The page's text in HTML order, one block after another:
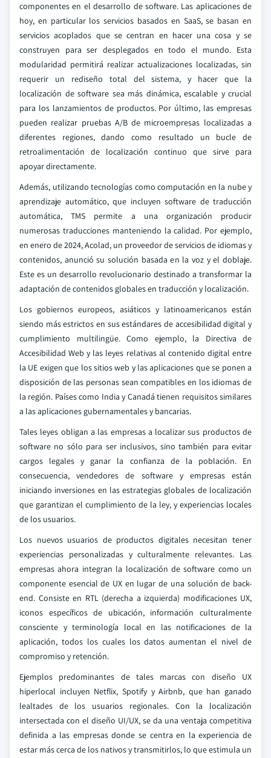
componentes en el desarrollo de software. Las aplicaciones de
hoy, en particular los servicios basados en SaaS, se basan en
servicios acoplados que se centran en hacer una cosa y se
construyen para ser desplegados en todo el mundo. Esta
modularidad permitirá realizar actualizaciones localizadas, sin
requerir un rediseño total del sistema, y hacer que la
localización de software sea más dinámica, escalable y crucial
para los lanzamientos de productos. Por último, las empresas
pueden realizar pruebas A/B de microempresas localizadas a
diferentes regiones, dando como resultado un bucle de
retroalimentación de localización continuo que sirve para
apoyar directamente.
Además, utilizando tecnologías como computación en la nube y
aprendizaje automático, que incluyen software de traducción
automática, TMS permite a una organización producir
numerosas traducciones manteniendo la calidad. Por ejemplo,
en enero de 2024, Acolad, un proveedor de servicios de idiomas y
contenidos, anunció su solución basada en la voz y el doblaje.
Este es un desarrollo revolucionario destinado a transformar la
adaptación de contenidos globales en traducción y localización.
Los gobiernos europeos, asiáticos y latinoamericanos están
siendo más estrictos en sus estándares de accesibilidad digital y
cumplimiento multilingüe. Como ejemplo, la Directiva de
Accesibilidad Web y las leyes relativas al contenido digital entre
la UE exigen que los sitios web y las aplicaciones que se ponen a
disposición de las personas sean compatibles en los idiomas de
la región. Países como India y Canadá tienen requisitos similares
a las aplicaciones gubernamentales y bancarias.
Tales leyes obligan a las empresas a localizar sus productos de
software no sólo para ser inclusivos, sino también para evitar
cargos legales y ganar la confianza de la población. En
consecuencia, vendedores de software y empresas están
iniciando inversiones en las estrategias globales de localización
que garantizan el cumplimiento de la ley, y experiencias locales
de los usuarios.
Los nuevos usuarios de productos digitales necesitan tener
experiencias personalizadas y culturalmente relevantes. Las
empresas ahora integran la localización de software como un
componente esencial de UX en lugar de una solución de back-
end. Consiste en RTL (derecha a izquierda) modificaciones UX,
iconos específicos de ubicación, información culturalmente
consciente y terminología local en las notificaciones de la
aplicación, todos los cuales los datos aumentan el nivel de
compromiso y retención.
Ejemplos predominantes de tales marcas con diseño UX
hiperlocal incluyen Netflix, Spotify y Airbnb, que han ganado
lealtades de los usuarios regionales. Con la localización
intersectada con el diseño UI/UX, se da una ventaja competitiva
definida a las empresas donde se centra en la experiencia de
estar más cerca de los nativos y transmitirlos, lo que estimula un